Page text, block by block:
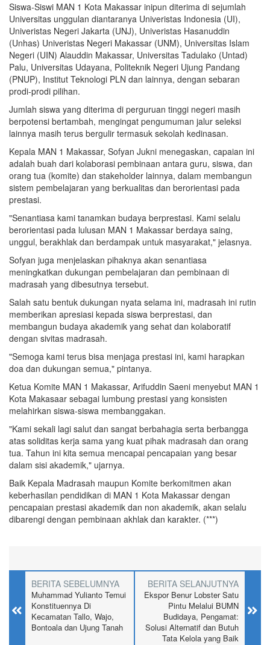
Siswa-Siswi MAN 1 Kota Makassar inipun diterima di sejumlah
Universitas unggulan diantaranya Univeristas Indonesia (UI),
Univeristas Negeri Jakarta (UNJ), Univeristas Hasanuddin
(Unhas) Univeristas Negeri Makassar (UNM), Universitas Islam
Negeri (UIN) Alauddin Makassar, Universitas Tadulako (Untad)
Palu, Universitas Udayana, Politeknik Negeri Ujung Pandang
(PNUP), Institut Teknologi PLN dan lainnya, dengan sebaran
prodi-prodi pilihan.
Jumlah siswa yang diterima di perguruan tinggi negeri masih
berpotensi bertambah, mengingat pengumuman jalur seleksi
lainnya masih terus bergulir termasuk sekolah kedinasan.
Kepala MAN 1 Makassar, Sofyan Jukni menegaskan, capaian ini
adalah buah dari kolaborasi pembinaan antara guru, siswa, dan
orang tua (komite) dan stakeholder lainnya, dalam membangun
sistem pembelajaran yang berkualitas dan berorientasi pada
prestasi.
"Senantiasa kami tanamkan budaya berprestasi. Kami selalu
berorientasi pada lulusan MAN 1 Makassar berdaya saing,
unggul, berakhlak dan berdampak untuk masyarakat," jelasnya.
Sofyan juga menjelaskan pihaknya akan senantiasa
meningkatkan dukungan pembelajaran dan pembinaan di
madrasah yang dibesutnya tersebut.
Salah satu bentuk dukungan nyata selama ini, madrasah ini rutin
memberikan apresiasi kepada siswa berprestasi, dan
membangun budaya akademik yang sehat dan kolaboratif
dengan sivitas madrasah.
"Semoga kami terus bisa menjaga prestasi ini, kami harapkan
doa dan dukungan semua," pintanya.
Ketua Komite MAN 1 Makassar, Arifuddin Saeni menyebut MAN 1
Kota Makasaar sebagai lumbung prestasi yang konsisten
melahirkan siswa-siswa membanggakan.
"Kami sekali lagi salut dan sangat berbahagia serta berbangga
atas soliditas kerja sama yang kuat pihak madrasah dan orang
tua. Tahun ini kita semua mencapai pencapaian yang besar
dalam sisi akademik," ujarnya.
Baik Kepala Madrasah maupun Komite berkomitmen akan
keberhasilan pendidikan di MAN 1 Kota Makassar dengan
pencapaian prestasi akademik dan non akademik, akan selalu
dibarengi dengan pembinaan akhlak dan karakter. (***)
BERITA SEBELUMNYA
Muhammad Yulianto Temui
Konstituennya Di
Kecamatan Tallo, Wajo,
Bontoala dan Ujung Tanah
BERITA SELANJUTNYA
Ekspor Benur Lobster Satu
Pintu Melalui BUMN
Budidaya, Pengamat:
Solusi Alternatif dan Butuh
Tata Kelola yang Baik